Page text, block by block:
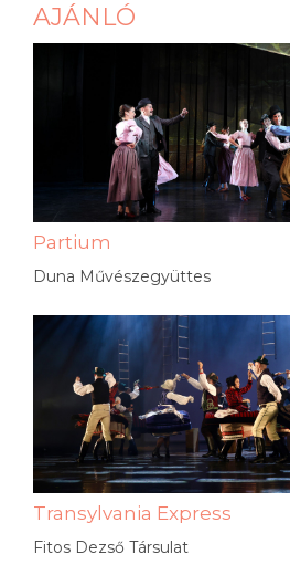
AJÁNLÓ
Partium
Duna Művészegyüttes
Transylvania Express
Fitos Dezső Társulat